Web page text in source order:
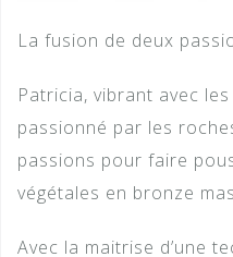
La fusion de deux
Patricia, vibrant avec
passionné par les
passions pour faire
végétales en bronze
Avec la maitrise d’une